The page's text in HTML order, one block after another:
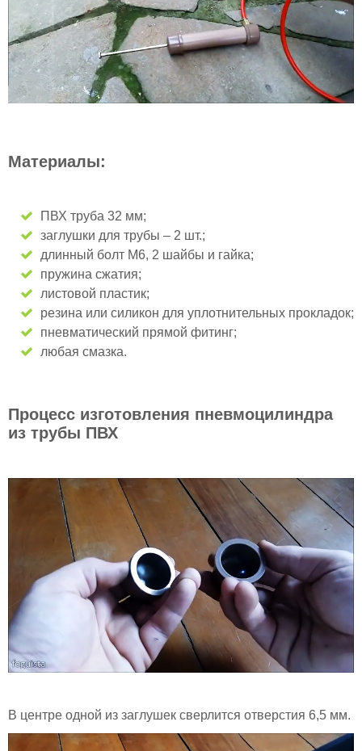
Материалы:
ПВХ труба 32 мм;
заглушки для трубы – 2 шт.;
длинный болт М6, 2 шайбы и гайка;
пружина сжатия;
листовой пластик;
резина или силикон для уплотнительных прокладок;
пневматический прямой фитинг;
любая смазка.
Процесс изготовления пневмоцилиндра
из трубы ПВХ
В центре одной из заглушек сверлится отверстия 6,5 мм.